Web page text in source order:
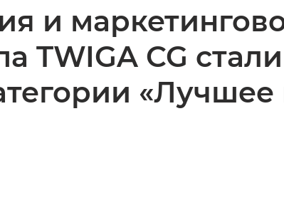
и
TWIGA CG стали
«Лучшее